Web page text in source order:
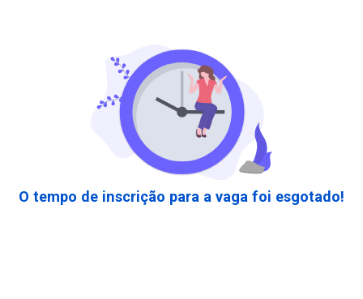
O tempo de inscrição para a vaga foi esgotado!